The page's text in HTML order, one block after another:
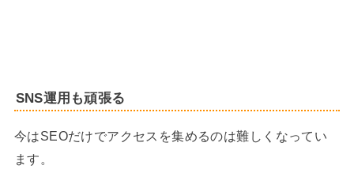
SNS運用も頑張る
今はSEOだけでアクセスを集めるのは難しくなってい
ます。